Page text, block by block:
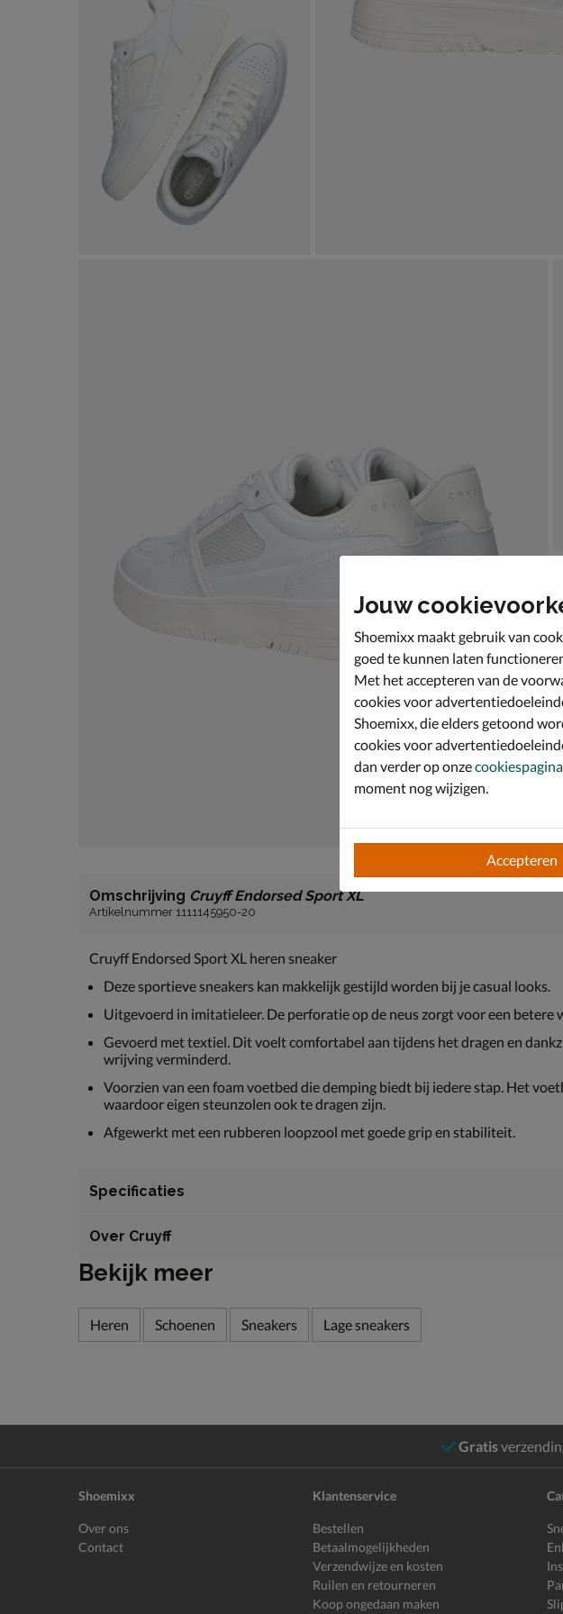
Omschrijving Cruyff Endorsed Sport XL
Artikelnummer 1111145950-20
Cruyff Endorsed Sport XL heren sneaker
Deze sportieve sneakers kan makkelijk gestijld worden bij je casual looks.
Uitgevoerd in imitatieleer. De perforatie op de neus zorgt voor een betere
Gevoerd met textiel. Dit voelt comfortabel aan tijdens het dragen en
wrijving verminderd.
Voorzien van een foam voetbed die demping biedt bij iedere stap. Het
waardoor eigen steunzolen ook te dragen zijn.
Afgewerkt met een rubberen loopzool met goede grip en stabiliteit.
Specificaties
Over Cruyff
Bekijk meer
Heren Schoenen Sneakers Lage sneakers
Gratis
Shoemixx
Over ons
Contact
Klantenservice
Bestellen
Betaalmogelijkheden
Verzendwijze en kosten
Ruilen en retourneren
Koop ongedaan maken
Jouw
Shoemixx maakt gebruik van
goed te kunnen laten
Met het accepteren van de
cookies voor
Shoemixx, die elders getoond
cookies voor
dan verder op onzecookiespagina
moment nog wijzigen.
Accepteren